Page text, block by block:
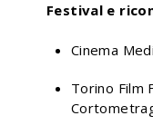
Festival e
Cinema
Torino Film